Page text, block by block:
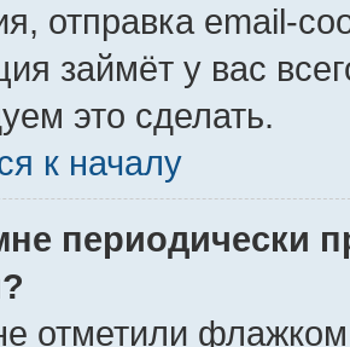
отправка email-
займёт у вас
это сделать.
к началу
периодически
отметили